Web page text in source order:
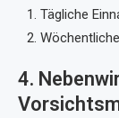
Tägliche
4.